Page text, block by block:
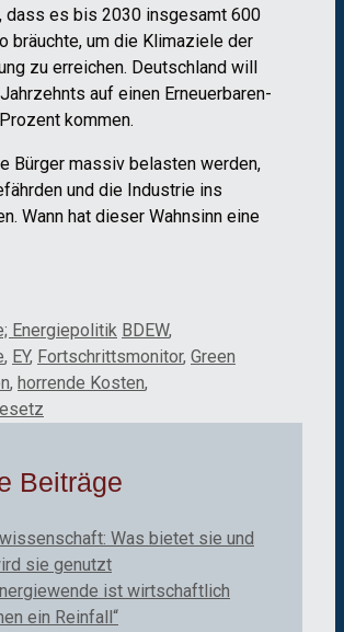
dass es bis 2030 insgesamt 600
bräuchte, um die Klimaziele der
zu erreichen. Deutschland will
auf einen Erneuerbaren-
kommen.
Bürger massiv belasten werden,
und die Industrie ins
Wann hat dieser Wahnsinn eine
Energiepolitik Schlagwörter
BDEW,
, EY, Fortschrittsmonitor, Green
, horrende Kosten,
Beiträge
Was bietet sie und
sie genutzt
ist wirtschaftlich
ein Reinfall“